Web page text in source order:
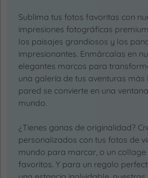
Sublima tus fotos favoritas con
impresiones fotográficas
los paisajes grandiosos y los
impresionantes. Enmárcalas en
elegantes marcos para
una galería de tus aventuras más
pared se convierte en una
mundo.
¿Tienes ganas de originalidad?
personalizados con tus fotos de
mundo para marcar, o un collage
favoritos. Y para un regalo